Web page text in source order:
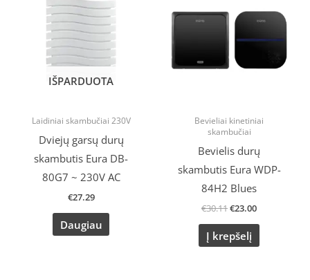
IŠPARDUOTA
Laidiniai skambučiai 230V
Dviejų garsų durų
skambutis Eura DB-
80G7 ~ 230V AC
€27.29
Daugiau
Bevieliai kinetiniai
skambučiai
Bevielis durų
skambutis Eura WDP-
84H2 Blues
€30.11
€30.11.
€23.00
€23.00.
Į krepšelį